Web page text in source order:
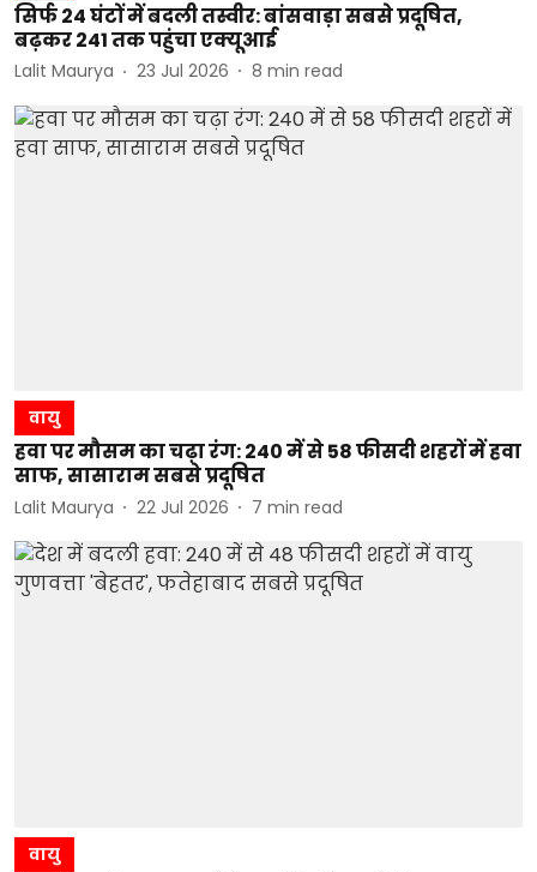
सिर्फ 24 घंटों में बदली तस्वीर: बांसवाड़ा सबसे प्रदूषित,
बढ़कर 241 तक पहुंचा एक्यूआई
Lalit Maurya 23 Jul 2026 8 min read
वायु
हवा पर मौसम का चढ़ा रंग: 240 में से 58 फीसदी शहरों में हवा
साफ, सासाराम सबसे प्रदूषित
Lalit Maurya 22 Jul 2026 7 min read
वायु